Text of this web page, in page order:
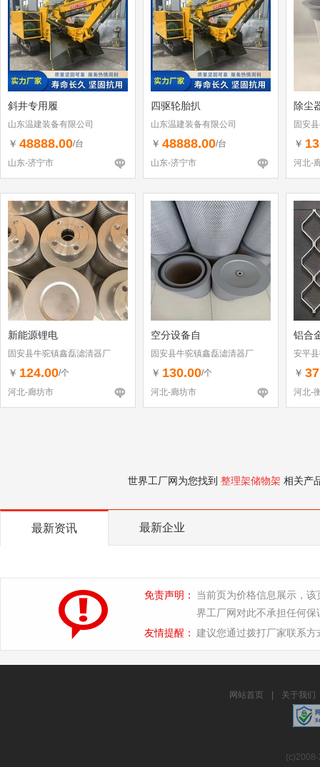
斜井专用履
山东温建装备有限公司
￥ 48888.00/台
山东-济宁市
四驱轮胎扒
山东温建装备有限公司
￥ 48888.00/台
山东-济宁市
除尘
固安
￥
河北-
新能源锂电
固安县牛驼镇鑫磊滤清器厂
￥ 124.00/个
河北-廊坊市
空分设备自
固安县牛驼镇鑫磊滤清器厂
￥ 130.00/个
河北-廊坊市
铝合
安平
￥
河北-
世界工厂网为您找到 整理架储物架 相关产
最新资讯 最新企业
免责声明：
当前页为价格信息展示，
界工厂网对此不承担任何保
友情提醒： 建议您通过拨打厂家联系
网站首页 关于我们